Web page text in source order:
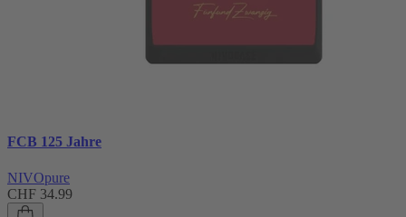
FCB 125 Jahre
NIVOpure
CHF 34.99